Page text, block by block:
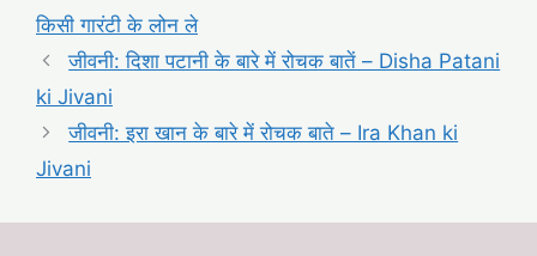
किसी गारंटी के लोन ले
जीवनी: दिशा पटानी के बारे में रोचक बातें – Disha Patani
ki Jivani
जीवनी: इरा खान के बारे में रोचक बाते – Ira Khan ki
Jivani